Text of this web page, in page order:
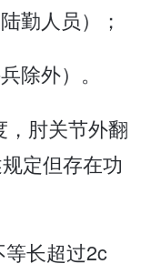
勤人员）；
除外）。
，肘关节外翻
定但存在功
长超过2c